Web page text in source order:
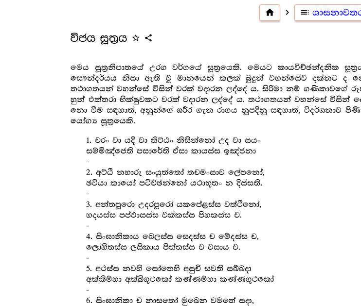
home navigate_next toc
විජය සූත්‍ර‍ය star_outline share
මෙය සූත්‍ර‍නිපාතයේ උරග වර්ගයේ සූත්‍රයෙකි. මෙයට කායවිච්ඡන්දනික
සෞන්දර්යය නිසා ඇති වූ මානයෙන් කලක් බුදුන් වහන්සේව දක්නට ද
තථාගතයන් වහන්සේ විසින් වරක් වදාරන ලද්දේ ය. සිරිමා නම් ගණිකාවගේ
හුන් එක්තරා භික්ෂුවකට වරක් වදාරන ලද්දේ ය. තථාගතයන් වහන්සේ විසින්
නො වීම සඳහාත්, අනුන්ගේ ශරීර ගැන රාගය නූපදිනු සඳහාත්, විදර්ශනාව
යෝග්‍ය සූත්‍රයෙකි.
1. චරං වා යදි වා තිට්ඨං නිසින්නෝ උද වා සයං
සම්මිඤ්ජෙති පසාරේති ඒසා කායස්ස ඉඤ්ජනා
-
2. අට්ඨි නහාරු සංයුත්තෝ තචමංසාව ලේපනෝ,
ඡවියා කායෝ පටිච්ඡන්නෝ යථාභූතං න දිස්සති.
-
3. අන්තපූරො උදරපූරෝ යකපේළස්ස වත්ථිනෝ,
හදයස්ස පප්ඵාසස්ස වක්කස්ස පිහකස්ස ච.
-
4. සිංඝානිකාය ඛෙලස්ස සෙදස්ස ච මේදස්ස ච,
ලෝහිතස්ස ලසිකාය පිත්තස්ස ච වසාය ච.
-
5. අථස්ස නවහි සෝතෙහි අසුචි සවති සබ්බදා
අක්කිම්හා අක්ඛිගූථකෝ කණ්ණම්හා කණ්ණගූථකෝ
-
6. සිංඝානිකා ච නාසතෝ මුඛෙන වමතේ සදා,